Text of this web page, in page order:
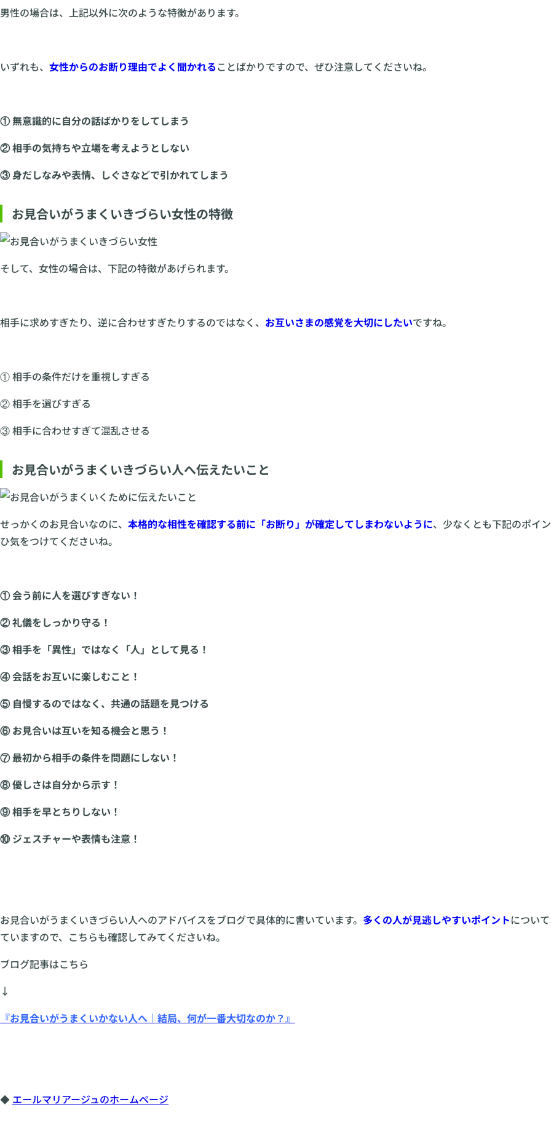
男性の場合は、上記以外に次のような特徴があります。
いずれも、 女性からのお断り理由でよく聞かれることばかりですので、ぜひ注意してくださいね。
① 無意識的に自分の話ばかりをしてしまう
② 相手の気持ちや立場を考えようとしない
③ 身だしなみや表情、しぐさなどで引かれてしまう
お見合いがうまくいきづらい女性の特徴
そして、女性の場合は、下記の特徴があげられます。
相手に求めすぎたり、逆に合わせすぎたりするのではなく、 お互いさまの感覚を大切にしたいですね。
① 相手の条件だけを重視しすぎる
② 相手を選びすぎる
③ 相手に合わせすぎて混乱させる
お見合いがうまくいきづらい人へ伝えたいこと
せっかくのお見合いなのに、 本格的な相性を確認する前に「お断り」が確定してしまわないように、少なくとも下記のポイ
ひ気をつけてくださいね。
① 会う前に人を選びすぎない！
② 礼儀をしっかり守る！
③ 相手を「異性」ではなく「人」として見る！
④ 会話をお互いに楽しむこと！
⑤ 自慢するのではなく、共通の話題を見つける
⑥ お見合いは互いを知る機会と思う！
⑦ 最初から相手の条件を問題にしない！
⑧ 優しさは自分から示す！
⑨ 相手を早とちりしない！
⑩ ジェスチャーや表情も注意！
お見合いがうまくいきづらい人へのアドバイスをブログで具体的に書いています。 多くの人が見逃しやすいポイントについ
ていますので、こちらも確認してみてくださいね。
ブログ記事はこちら
↓
『お見合いがうまくいかない人へ｜結局、何が一番大切なのか？』
◆ エールマリアージュのホームページ